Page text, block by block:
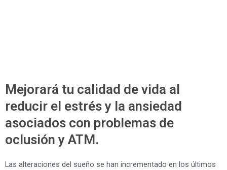
Mejorará tu calidad de vida al
reducir el estrés y la ansiedad
asociados con problemas de
oclusión y ATM.
Las alteraciones del sueño se han incrementado en los últimos